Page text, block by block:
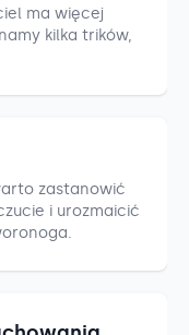
ma więcej
kilka trików,
zastanowić
i urozmaicić